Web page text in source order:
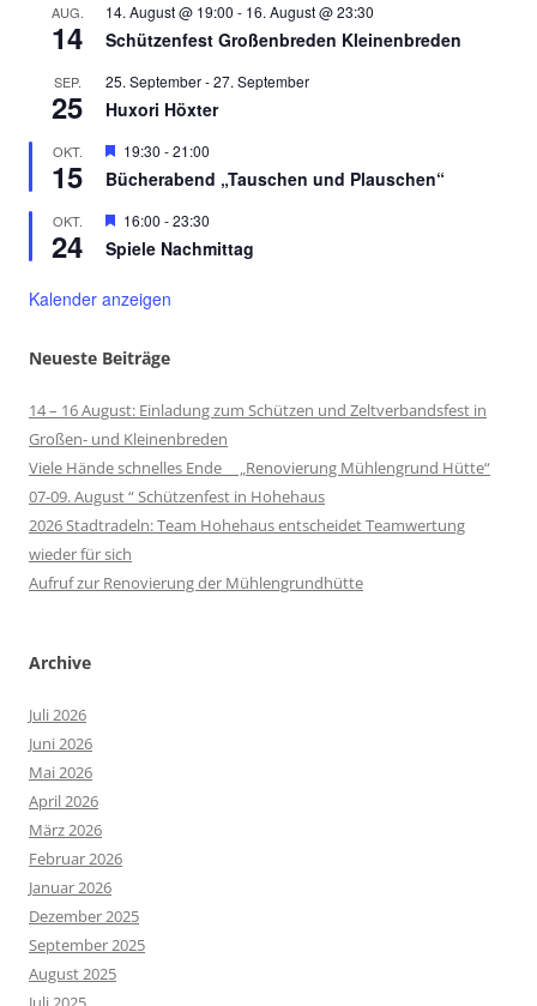
AUG.
14
14. August @ 19:00 - 16. August @ 23:30
Schützenfest Großenbreden Kleinenbreden
SEP.
25
25. September-27. September
Huxori Höxter
OKT.
15
Hervorgehoben
19:30 -21:00
Bücherabend „Tauschen und Plauschen“
OKT.
24
Hervorgehoben
16:00 -23:30
Spiele Nachmittag
Kalender anzeigen
Neueste Beiträge
14 – 16 August: Einladung zum Schützen und Zeltverbandsfest in
Großen- und Kleinenbreden
Viele Hände schnelles Ende „Renovierung Mühlengrund Hütte“
07-09. August “ Schützenfest in Hohehaus
2026 Stadtradeln: Team Hohehaus entscheidet Teamwertung
wieder für sich
Aufruf zur Renovierung der Mühlengrundhütte
Archive
Juli 2026
Juni 2026
Mai 2026
April 2026
März 2026
Februar 2026
Januar 2026
Dezember 2025
September 2025
August 2025